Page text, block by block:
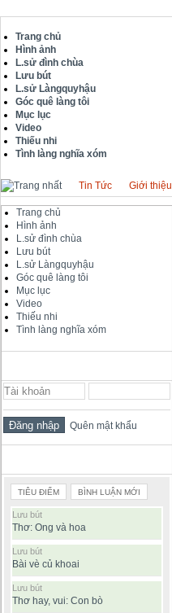
Trang chủ
Hình ảnh
L.sử đình chùa
Lưu bút
L.sử Làngquyhậu
Góc quê làng tôi
Mục lục
Video
Thiếu nhi
Tình làng nghĩa xóm
Tin Tức Giới thiệu
Trang chủ
Hình ảnh
L.sử đình chùa
Lưu bút
L.sử Làngquyhậu
Góc quê làng tôi
Mục lục
Video
Thiếu nhi
Tình làng nghĩa xóm
Quên mật khẩu
TIÊU ĐIỂM BÌNH LUẬN MỚI
Lưu bút
Thơ: Ong và hoa
Lưu bút
Bài vè củ khoai
Lưu bút
Thơ hay, vui: Con bò